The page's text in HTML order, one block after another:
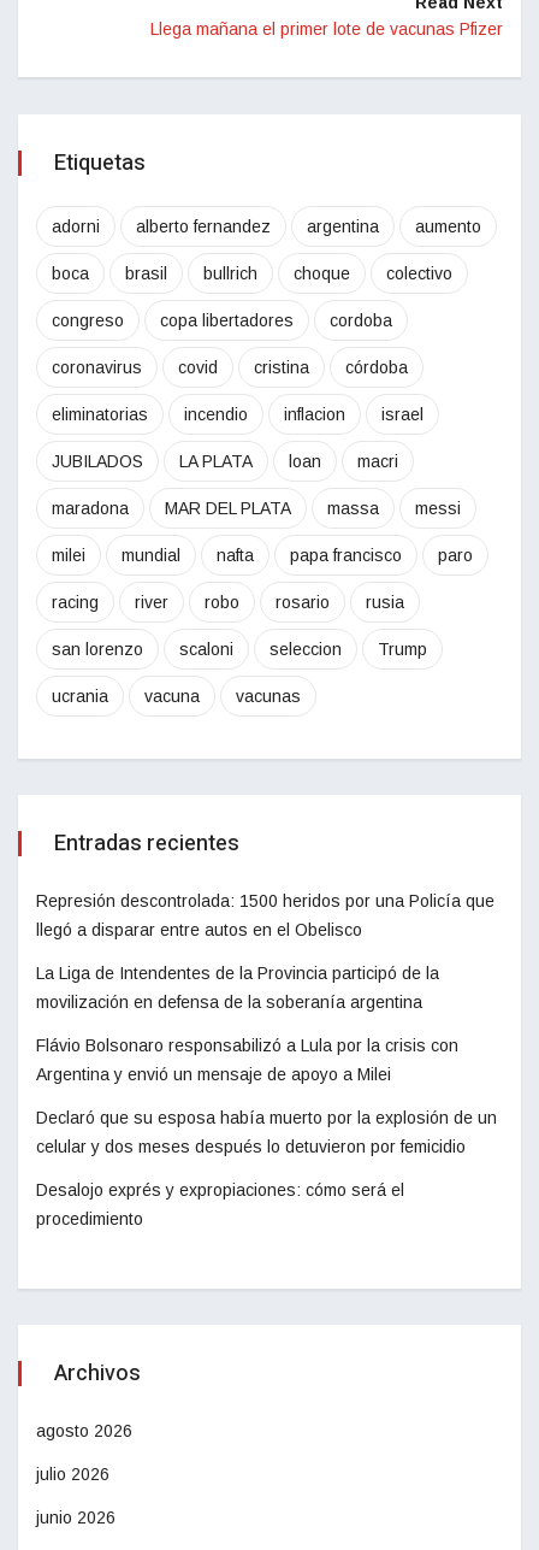
Llega mañana el primer lote de vacunas Pfizer
Etiquetas
adorni alberto fernandez argentina aumento
boca brasil bullrich choque colectivo
congreso copa libertadores cordoba
coronavirus covid cristina córdoba
eliminatorias incendio inflacion israel
JUBILADOS LA PLATA loan macri
maradona MAR DEL PLATA massa messi
milei mundial nafta papa francisco paro
racing river robo rosario rusia
san lorenzo scaloni seleccion Trump
ucrania vacuna vacunas
Entradas recientes
Represión descontrolada: 1500 heridos por una Policía que
llegó a disparar entre autos en el Obelisco
La Liga de Intendentes de la Provincia participó de la
movilización en defensa de la soberanía argentina
Flávio Bolsonaro responsabilizó a Lula por la crisis con
Argentina y envió un mensaje de apoyo a Milei
Declaró que su esposa había muerto por la explosión de un
celular y dos meses después lo detuvieron por femicidio
Desalojo exprés y expropiaciones: cómo será el
procedimiento
Archivos
agosto 2026
julio 2026
junio 2026